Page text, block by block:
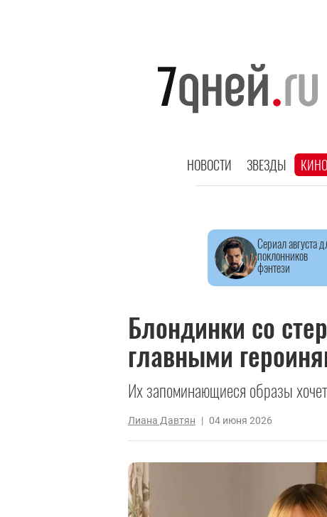
НОВОСТИ ЗВЕЗДЫ КИНО
Сериал августа
поклонников
фэнтези
Блондинки со
главными
Их запоминающиеся образы
Лиана Давтян | 04 июня 2026